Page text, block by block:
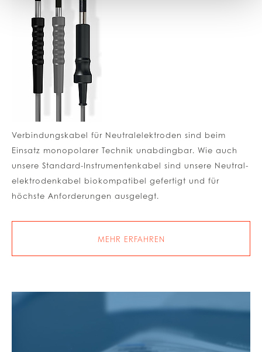
Verbindungskabel für Neutralelektroden sind beim
Einsatz monopolarer Technik unabdingbar. Wie auch
unsere Standard-Instrumentenkabel sind unsere Neutral­
elektrodenkabel biokompatibel gefertigt und für
höchste Anforderungen ausgelegt.
MEHR ERFAHREN